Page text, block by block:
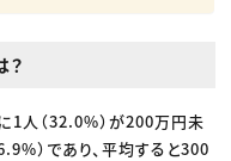
？
1人（32.0%）が200万円未
）であり、平均すると300